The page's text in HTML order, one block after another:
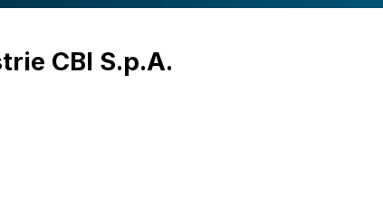
CBI S.p.A.